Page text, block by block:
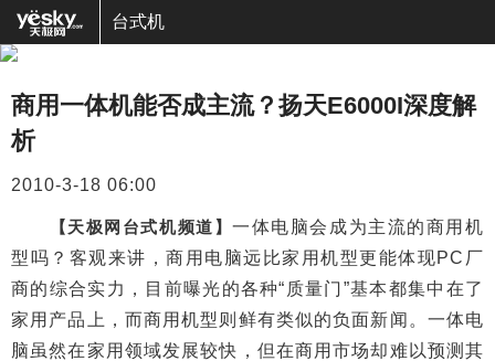
台式机
商用一体机能否成主流？扬天E6000I深度解
析
2010-3-18 06:00
【天极网台式机频道】一体电脑会成为主流的商用机
型吗？客观来讲，商用电脑远比家用机型更能体现PC厂
商的综合实力，目前曝光的各种“质量门”基本都集中在了
家用产品上，而商用机型则鲜有类似的负面新闻。一体电
脑虽然在家用领域发展较快，但在商用市场却难以预测其